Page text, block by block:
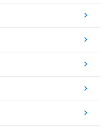
keyboard_arrow_right
keyboard_arrow_right
keyboard_arrow_right
keyboard_arrow_right
keyboard_arrow_right